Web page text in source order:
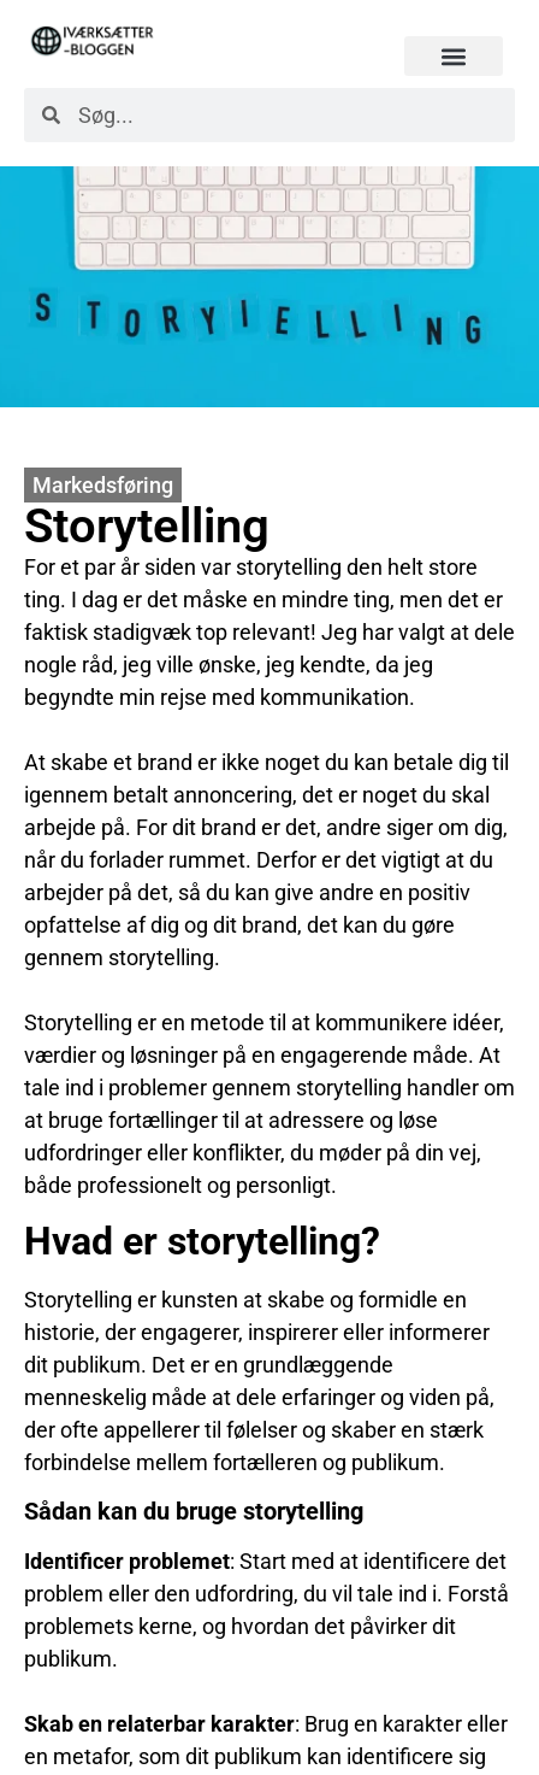
Markedsføring
Storytelling
For et par år siden var storytelling den helt store
ting. I dag er det måske en mindre ting, men det er
faktisk stadigvæk top relevant! Jeg har valgt at dele
nogle råd, jeg ville ønske, jeg kendte, da jeg
begyndte min rejse med kommunikation.
At skabe et brand er ikke noget du kan betale dig til
igennem betalt annoncering, det er noget du skal
arbejde på. For dit brand er det, andre siger om dig,
når du forlader rummet. Derfor er det vigtigt at du
arbejder på det, så du kan give andre en positiv
opfattelse af dig og dit brand, det kan du gøre
gennem storytelling.
Storytelling er en metode til at kommunikere idéer,
værdier og løsninger på en engagerende måde. At
tale ind i problemer gennem storytelling handler om
at bruge fortællinger til at adressere og løse
udfordringer eller konflikter, du møder på din vej,
både professionelt og personligt.
Hvad er storytelling?
Storytelling er kunsten at skabe og formidle en
historie, der engagerer, inspirerer eller informerer
dit publikum. Det er en grundlæggende
menneskelig måde at dele erfaringer og viden på,
der ofte appellerer til følelser og skaber en stærk
forbindelse mellem fortælleren og publikum.
Sådan kan du bruge storytelling
Identificer problemet: Start med at identificere det
problem eller den udfordring, du vil tale ind i. Forstå
problemets kerne, og hvordan det påvirker dit
publikum.
Skab en relaterbar karakter: Brug en karakter eller
en metafor, som dit publikum kan identificere sig